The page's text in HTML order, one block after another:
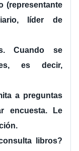
(representante
líder de
Cuando se
es decir,
a preguntas
encuesta. Le
libros?